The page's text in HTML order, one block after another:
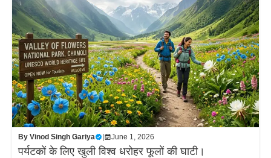
By Vinod Singh Gariya | June 1, 2026
पर्यटकों के लिए खुली विश्व धरोहर फूलों की घाटी।